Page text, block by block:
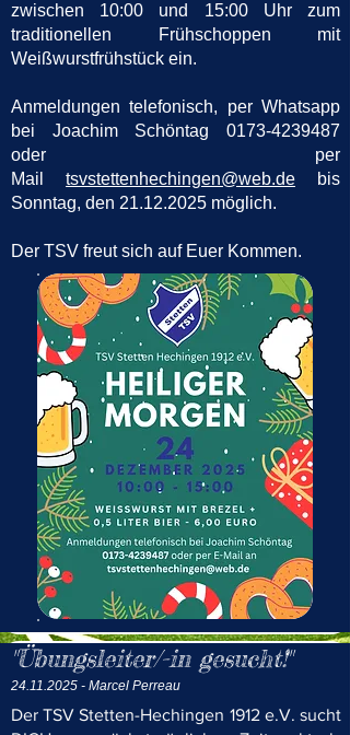
zwischen 10:00 und 15:00 Uhr zum
traditionellen Frühschoppen mit
Weißwurstfrühstück ein.
Anmeldungen telefonisch, per Whatsapp
bei Joachim Schöntag 0173-4239487
oder per
Mail tsvstettenhechingen@web.de bis
Sonntag, den 21.12.2025 möglich.
Der TSV freut sich auf Euer Kommen.
"Übungsleiter/-in gesucht!"
24.11.2025 - Marcel Perreau
Der TSV Stetten-Hechingen 1912 e.V. sucht